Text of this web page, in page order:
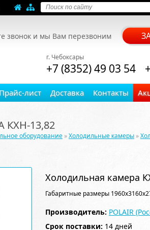
звонок и мы Вам перезвоним
г. Чебоксары
+7 (8352) 49 03 54
Прайс-лист Доставка Контакты
13,82
оборудование »Холодильные камеры »
Холодильная камера
Габаритные размеры
Производитель: POLAIR
Срок поставки: 14 дней